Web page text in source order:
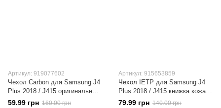
Артикул: 919077602
Чехол Carbon для Samsung J4
Plus 2018 / J415 оригинальный
бампер Black
59.99 грн 160.00 грн
Артикул: 915653859
Чехол IETP для Samsung J4
Plus 2018 / J415 книжка кожа
PU коричневый
79.99 грн 140.00 грн